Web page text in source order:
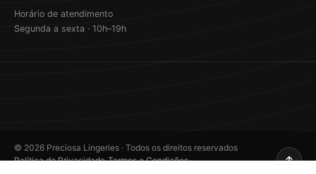
Horário de atendimento
Segunda a sexta · 10h–19h
© 2026 Preciosa Lingeries · Todos os direitos reservados
Política de Privacidade·Termos e Condições·